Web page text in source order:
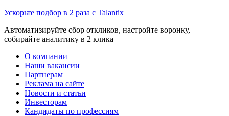
Ускорьте подбор в 2 раза с Talantix
Автоматизируйте сбор откликов, настройте воронку,
собирайте аналитику в 2 клика
О компании
Наши вакансии
Партнерам
Реклама на сайте
Новости и статьи
Инвесторам
Кандидаты по профессиям